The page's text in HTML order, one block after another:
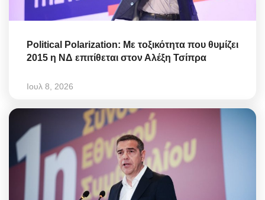
Political Polarization: Με τοξικότητα που θυμίζει
2015 η ΝΔ επιτίθεται στον Αλέξη Τσίπρα
Ιουλ 8, 2026